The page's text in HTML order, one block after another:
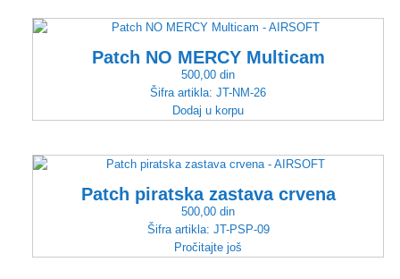
Patch NO MERCY Multicam
500,00 din
Šifra artikla: JT-NM-26
Dodaj u korpu
Patch piratska zastava crvena
500,00 din
Šifra artikla: JT-PSP-09
Pročitajte još